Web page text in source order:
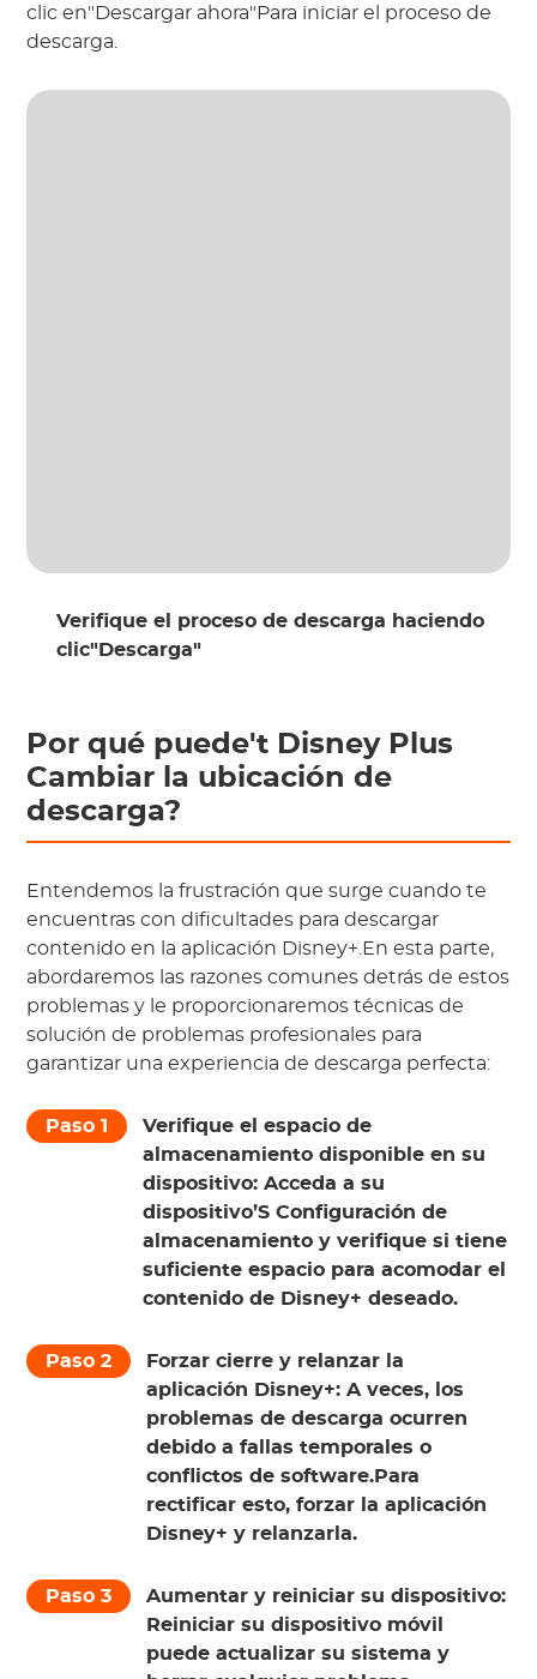
clic en"Descargar ahora"Para iniciar el proceso de
descarga.
Verifique el proceso de descarga haciendo
clic"Descarga"
Por qué puede't Disney Plus
Cambiar la ubicación de
descarga?
Entendemos la frustración que surge cuando te
encuentras con dificultades para descargar
contenido en la aplicación Disney+.En esta parte,
abordaremos las razones comunes detrás de estos
problemas y le proporcionaremos técnicas de
solución de problemas profesionales para
garantizar una experiencia de descarga perfecta:
Paso 1
Verifique el espacio de
almacenamiento disponible en su
dispositivo:Acceda a su
dispositivo’S Configuración de
almacenamiento y verifique si tiene
suficiente espacio para acomodar el
contenido de Disney+ deseado.
Paso 2
Forzar cierre y relanzar la
aplicación Disney+:A veces, los
problemas de descarga ocurren
debido a fallas temporales o
conflictos de software.Para
rectificar esto, forzar la aplicación
Disney+ y relanzarla.
Paso 3
Aumentar y reiniciar su dispositivo:
Reiniciar su dispositivo móvil
puede actualizar su sistema y